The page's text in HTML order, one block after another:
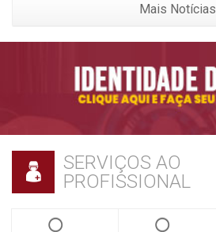
Mais Notícias
SERVIÇOS AO
PROFISSIONAL